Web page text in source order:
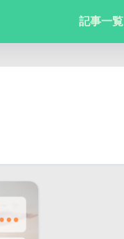
記事一覧